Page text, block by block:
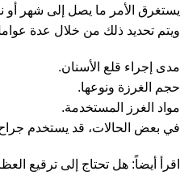
يستغرق الأمر ما يصل إلى شهر أو
ويتم تحديد ذلك من خلال عدة
مدى إجراء قلع الأسنان.
حجم الغرزة ونوعها.
مواد الغرز المستخدمة.
في بعض الحالات، قد يستخدم جراح
اقرأ أيضاً: هل تحتاج إلى ترقيع